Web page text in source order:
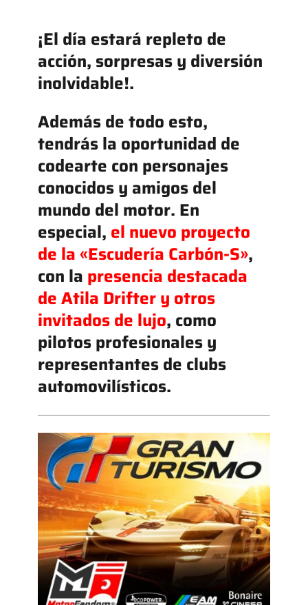
¡El día estará repleto de
acción, sorpresas y diversión
inolvidable!.
Además de todo esto,
tendrás la oportunidad de
codearte con personajes
conocidos y amigos del
mundo del motor. En
especial, el nuevo proyecto
de la «Escudería Carbón-S»,
con la presencia destacada
de Atila Drifter y otros
invitados de lujo, como
pilotos profesionales y
representantes de clubs
automovilísticos.